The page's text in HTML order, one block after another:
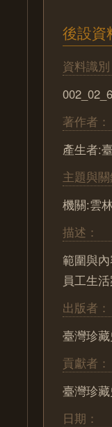
後設資
資料識別
著作者：
產生者:
主題與關
機關:雲
描述：
範圍與
員工生
出版者：
臺灣珍
貢獻者：
臺灣珍
日期：